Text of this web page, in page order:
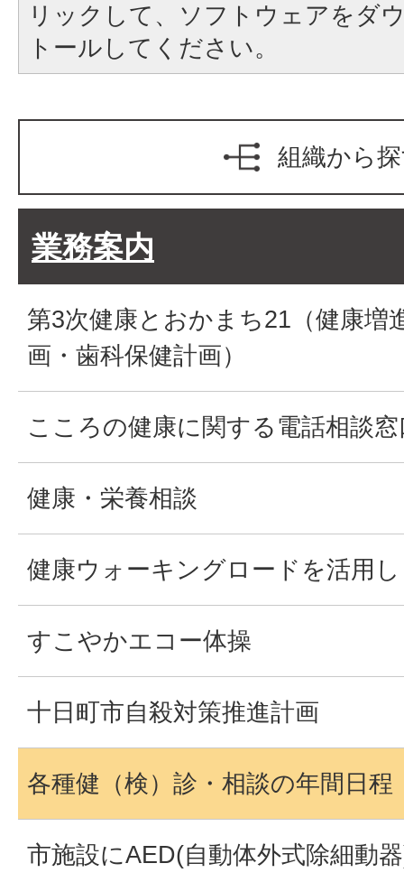
リックして、ソフトウェアをダ
トールしてください。
組織から
業務案内
第3次健康とおかまち21（健康増
画・歯科保健計画）
こころの健康に関する電話相談
健康・栄養相談
健康ウォーキングロードを活用
すこやかエコー体操
十日町市自殺対策推進計画
各種健（検）診・相談の年間日程
市施設にAED(自動体外式除細動